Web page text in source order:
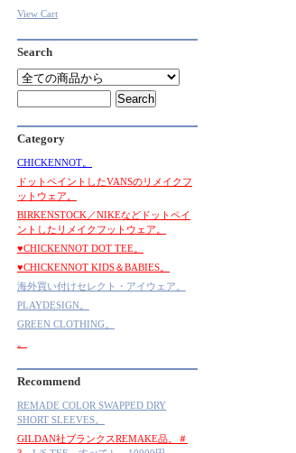
View Cart
Search
Category
CHICKENNOT。
ドットペイントしたVANSのリメイクフ
ットウェア。
BIRKENSTOCK／NIKEなどドットペイ
ントしたリメイクフットウェア。
♥CHICKENNOT DOT TEE。
♥CHICKENNOT KIDS＆BABIES。
海外買い付けセレクト・アイウェア。
PLAYDESIGN。
GREEN CLOTHING。
。
Recommend
REMADE COLOR SWAPPED DRY
SHORT SLEEVES。
GILDAN社ブランクスREMAKE品。＃